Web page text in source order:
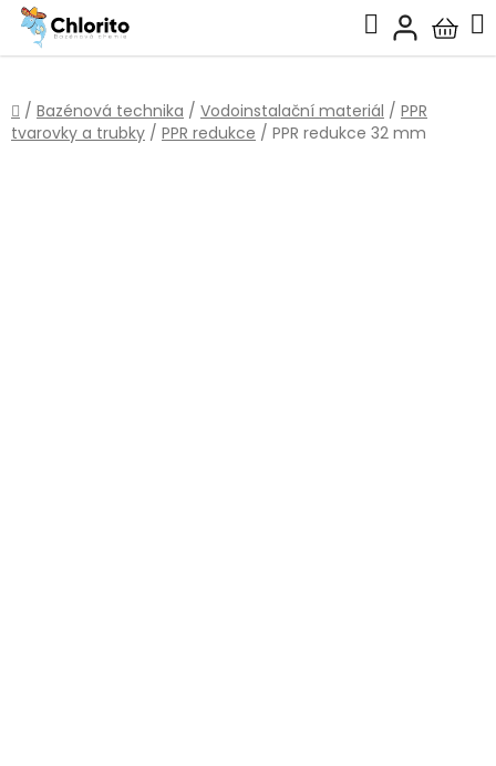
Přejít
obsah
Hledat
košík
Domů
/ Bazénová technika / Vodoinstalační materiál / PPR
tvarovky a trubky / PPR redukce / PPR redukce 32 mm